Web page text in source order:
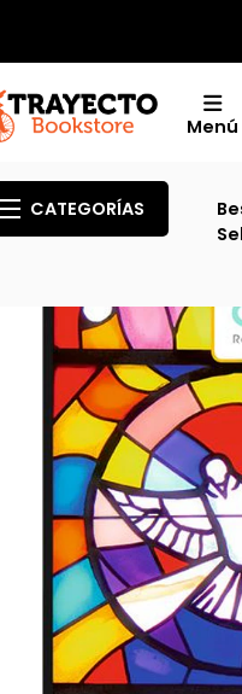
Menú
CATEGORÍAS